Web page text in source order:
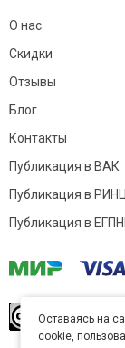
О нас
Скидки
Отзывы
Блог
Контакты
Публикация в ВАК
Публикация в
Публикация в
Оставаясь на
cookie,